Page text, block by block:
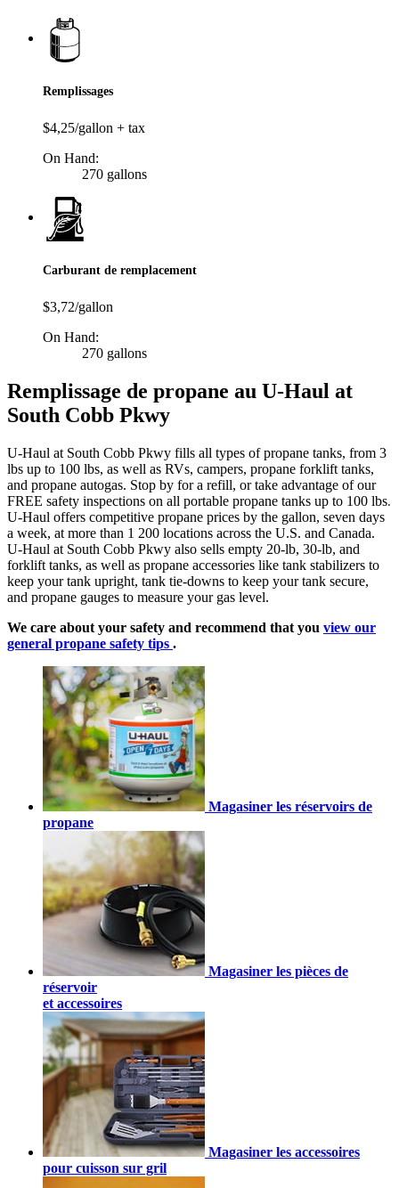
Remplissages
$4,25/gallon + tax
On Hand:
270 gallons
Carburant de remplacement
$3,72/gallon
On Hand:
270 gallons
Remplissage de propane au U-Haul at
South Cobb Pkwy
U-Haul at South Cobb Pkwy fills all types of propane tanks, from 3
lbs up to 100 lbs, as well as RVs, campers, propane forklift tanks,
and propane autogas. Stop by for a refill, or take advantage of our
FREE safety inspections on all portable propane tanks up to 100 lbs.
U-Haul offers competitive propane prices by the gallon, seven days
a week, at more than 1 200 locations across the U.S. and Canada.
U-Haul at South Cobb Pkwy also sells empty 20-lb, 30-lb, and
forklift tanks, as well as propane accessories like tank stabilizers to
keep your tank upright, tank tie-downs to keep your tank secure,
and propane gauges to measure your gas level.
We care about your safety and recommend that you view our
general propane safety tips .
Magasiner les réservoirs de
propane
Magasiner les pièces de
réservoir
et accessoires
Magasiner les accessoires
pour cuisson sur gril